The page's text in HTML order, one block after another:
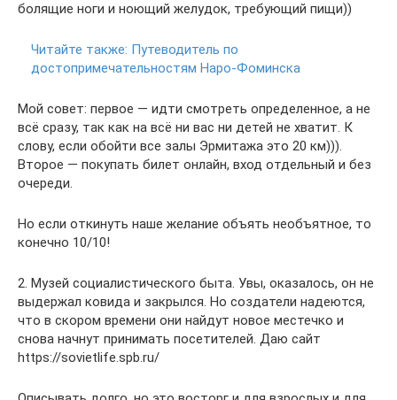
болящие ноги и ноющий желудок, требующий пищи))
Читайте также: Путеводитель по
достопримечательностям Наро-Фоминска
Мой совет: первое — идти смотреть определенное, а не
всё сразу, так как на всё ни вас ни детей не хватит. К
слову, если обойти все залы Эрмитажа это 20 км))).
Второе — покупать билет онлайн, вход отдельный и без
очереди.
Но если откинуть наше желание объять необъятное, то
конечно 10/10!
2. Музей социалистического быта. Увы, оказалось, он не
выдержал ковида и закрылся. Но создатели надеются,
что в скором времени они найдут новое местечко и
снова начнут принимать посетителей. Даю сайт
https://sovietlife.spb.ru/